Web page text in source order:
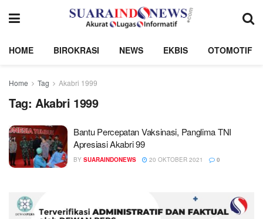
HOME BIROKRASI NEWS EKBIS OTOMOTIF
Home Tag Akabri 1999
Tag: Akabri 1999
Bantu Percepatan Vaksinasi, Panglima TNI
Apresiasi Akabri 99
BY SUARAINDONEWS 20 OKTOBER 2021 0